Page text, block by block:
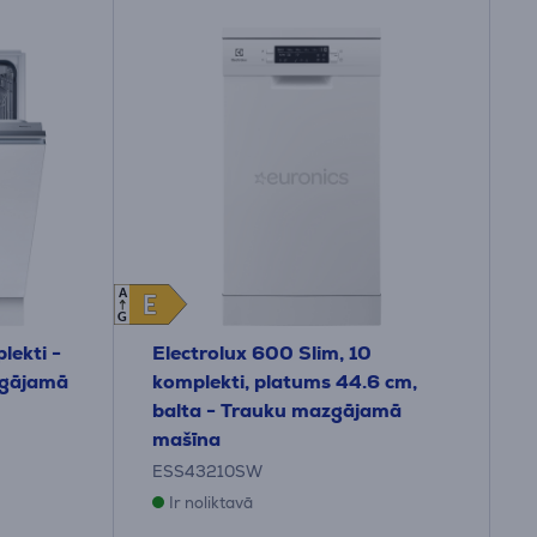
-
E
E
A
G
Electrolux 600 Slim, 10
komplekti, platums 44.6 cm,
balta - Trauku mazgājamā
mašīna
ESS43210SW
Ir noliktavā